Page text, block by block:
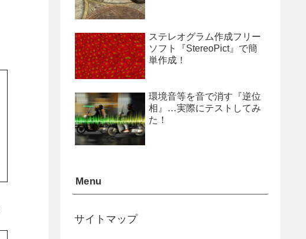
ステレオグラム作成フリー
ソフト『StereoPict』で簡
単作成！
環境音等を音で消す『逆位
相』…実際にテストしてみ
た！
Menu
サイトマップ